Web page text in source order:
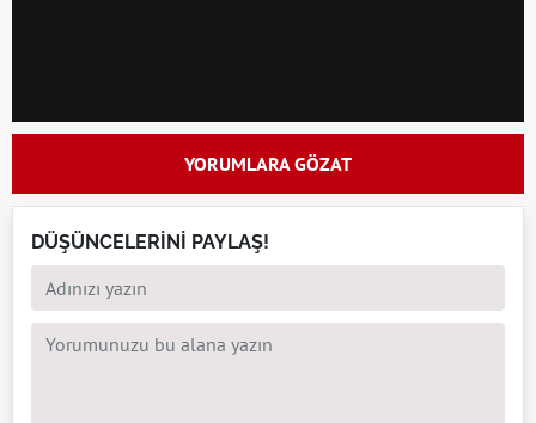
YORUMLARA GÖZAT
DÜŞÜNCELERİNİ PAYLAŞ!